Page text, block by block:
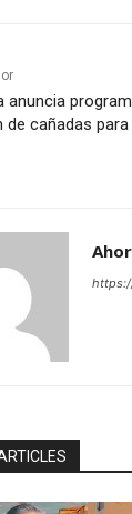
anuncia
de cañadas